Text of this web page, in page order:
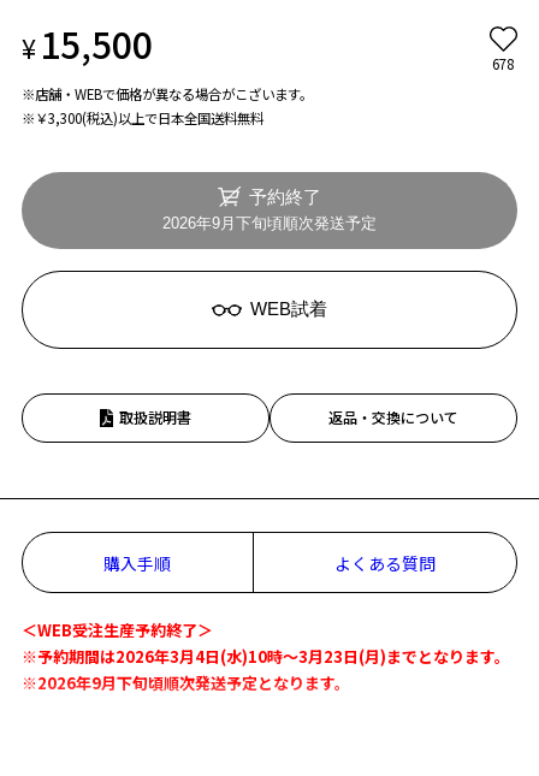
¥15,500 678
※店舗・WEBで価格が異なる場合がこざいます。
※￥3,300(税込)以上で日本全国送料無料
予約終了
2026年9月下旬頃順次発送予定
WEB試着
取扱説明書 返品・交換について
購入手順 よくある質問
＜WEB受注生産予約終了＞
※予約期間は2026年3月4日(水)10時～3月23日(月)までとなります。
※2026年9月下旬頃順次発送予定となります。